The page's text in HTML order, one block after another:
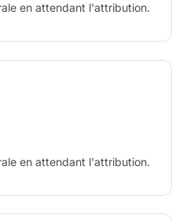
en attendant l'attribution.
en attendant l'attribution.